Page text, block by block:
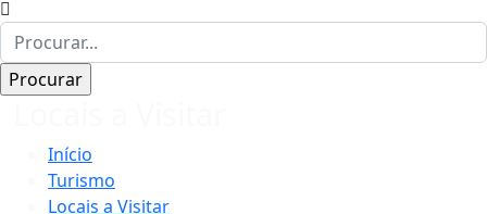
Início
Turismo
Locais a Visitar